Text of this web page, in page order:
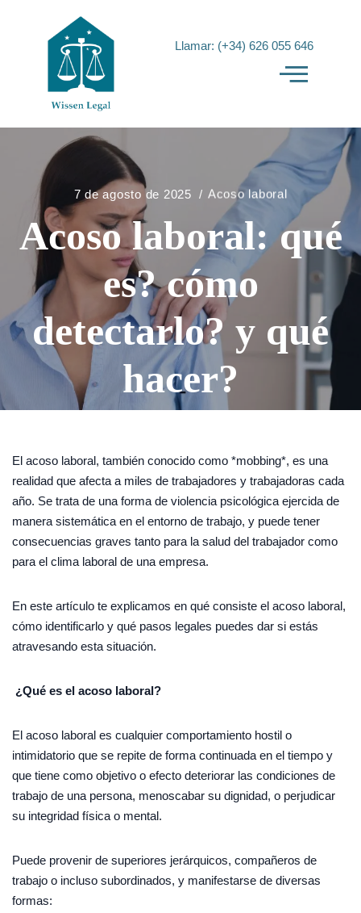
Llamar: (+34) 626 055 646
7 de agosto de 2025 Acoso laboral
Acoso laboral: qué
es? cómo
detectarlo? y qué
hacer?
El acoso laboral, también conocido como *mobbing*, es una
realidad que afecta a miles de trabajadores y trabajadoras cada
año. Se trata de una forma de violencia psicológica ejercida de
manera sistemática en el entorno de trabajo, y puede tener
consecuencias graves tanto para la salud del trabajador como
para el clima laboral de una empresa.
En este artículo te explicamos en qué consiste el acoso laboral,
cómo identificarlo y qué pasos legales puedes dar si estás
atravesando esta situación.
¿Qué es el acoso laboral?
El acoso laboral es cualquier comportamiento hostil o
intimidatorio que se repite de forma continuada en el tiempo y
que tiene como objetivo o efecto deteriorar las condiciones de
trabajo de una persona, menoscabar su dignidad, o perjudicar
su integridad física o mental.
Puede provenir de superiores jerárquicos, compañeros de
trabajo o incluso subordinados, y manifestarse de diversas
formas: